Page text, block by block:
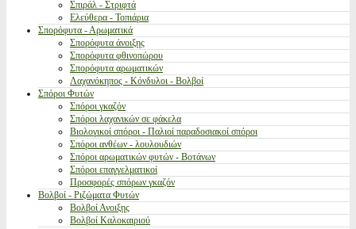
Σπιράλ - Στριφτά
Ελεύθερα - Τοπιάρια
Σπορόφυτα - Αρωματικά
Σπορόφυτα άνοιξης
Σπορόφυτα φθινοπώρου
Σπορόφυτα αρωματικών
Λαχανόκηπος - Κόνδυλοι - Βολβοί
Σπόροι Φυτών
Σπόροι γκαζόν
Σπόροι λαχανικών σε φάκελα
Βιολογικοί σπόροι - Παλιοί παραδοσιακοί σπόροι
Σπόροι ανθέων - λουλουδιών
Σπόροι αρωματικών φυτών - Βοτάνων
Σπόροι επαγγελματικοί
Προσφορές σπόρων γκαζόν
Βολβοί - Ριζώματα Φυτών
Βολβοί Ανοιξης
Βολβοί Καλοκαιριού